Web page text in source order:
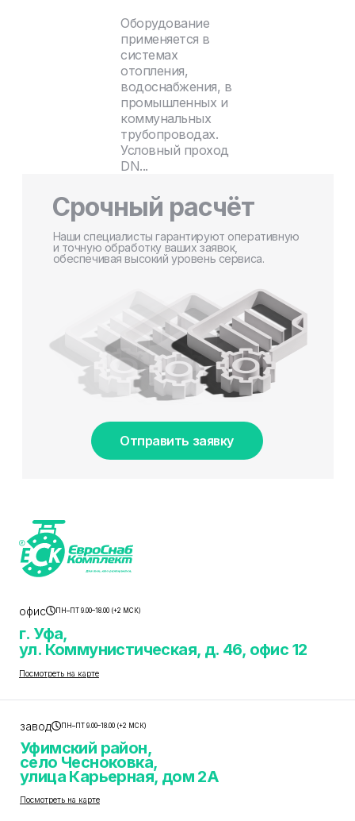
Оборудование
применяется в
системах
отопления,
водоснабжения, в
промышленных и
коммунальных
трубопроводах.
Условный проход
DN...
Срочный расчёт
Наши специалисты гарантируют оперативную
и точную обработку ваших заявок,
обеспечивая высокий уровень сервиса.
Отправить заявку
офис ПН–ПТ 9.00–18.00 (+2 МСК)
г. Уфа,
ул. Коммунистическая, д. 46, офис 12
Посмотреть на карте
завод ПН–ПТ 9.00–18.00 (+2 МСК)
Уфимский район,
село Чесноковка,
улица Карьерная, дом 2А
Посмотреть на карте